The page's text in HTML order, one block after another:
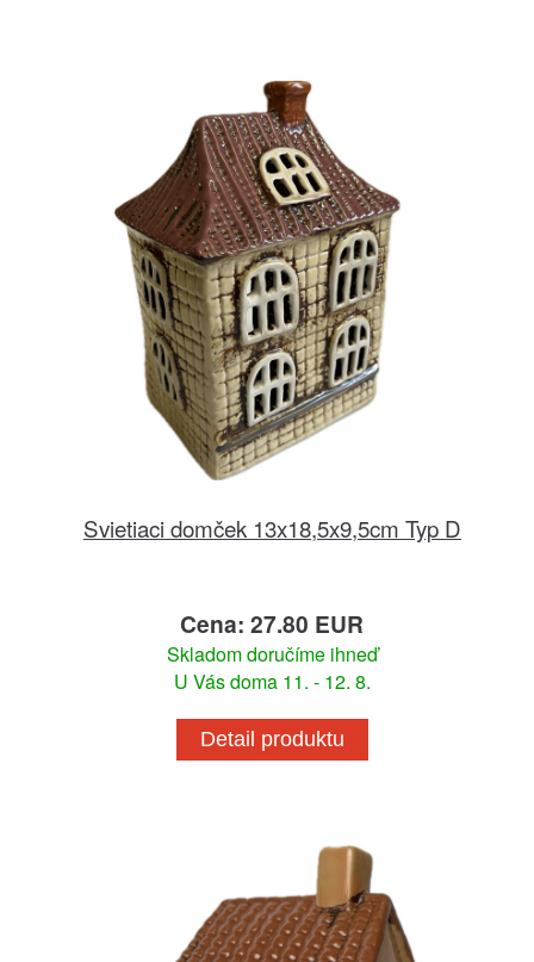
Svietiaci domček 13x18,5x9,5cm Typ D
Cena: 27.80 EUR
Skladom doručíme ihneď
U Vás doma 11. - 12. 8.
Detail produktu